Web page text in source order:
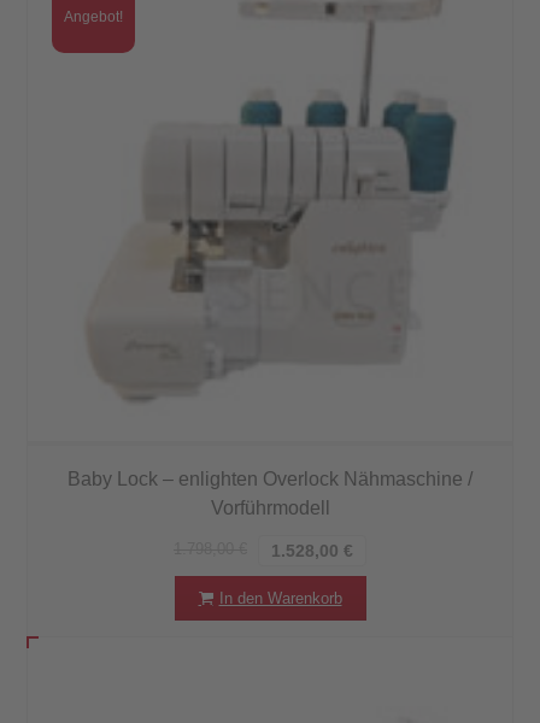
Angebot!
Baby Lock – enlighten Overlock Nähmaschine /
Vorführmodell
1.528,00 €
In den Warenkorb